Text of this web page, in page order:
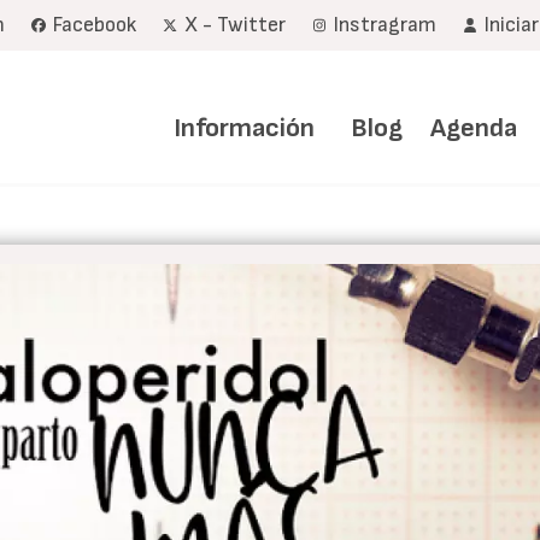
Facebook X - Twitter Instragram
Información Blog Agenda